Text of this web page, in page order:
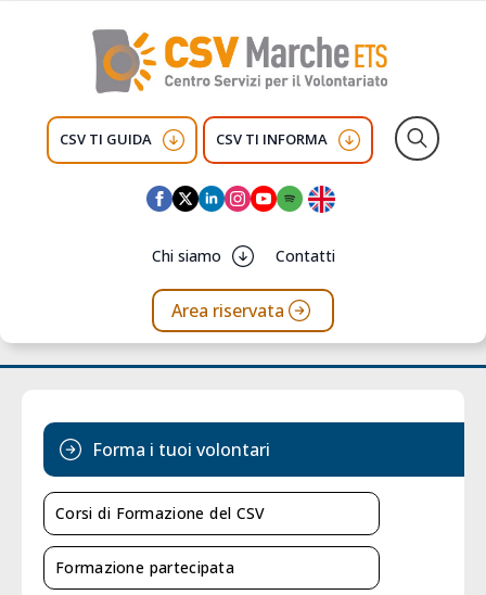
CSV TI GUIDA CSV TI INFORMA
Chi siamo Contatti
Area riservata
Forma i tuoi volontari
Corsi di Formazione del CSV
Formazione partecipata